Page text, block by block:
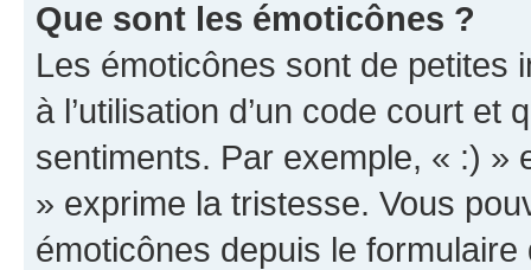
Que sont les émoticônes ?
Les émoticônes sont de petites
à l’utilisation d’un code court et
sentiments. Par exemple, « :) »
» exprime la tristesse. Vous
émoticônes depuis le